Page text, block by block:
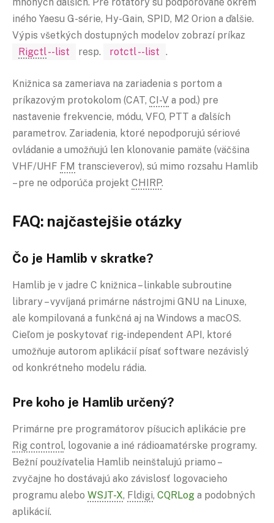
iného Yaesu G-série, Hy-Gain, SPID, M2 Orion a ďalšie.
Výpis všetkých dostupných modelov zobrazí príkaz
Rigctl--list resp. rotctl --list .
Knižnica sa zameriava na zariadenia s portom a
príkazovým protokolom (CAT, CI-V a pod.) pre
nastavenie frekvencie, módu, VFO, PTT a ďalších
parametrov. Zariadenia, ktoré nepodporujú sériové
ovládanie a umožňujú len klonovanie pamäte (väčšina
VHF/UHF FM transcieverov), sú mimo rozsahu Hamlib
– pre ne odporúča projekt CHIRP.
FAQ: najčastejšie otázky
Čo je Hamlib v skratke?
Hamlib je v jadre C knižnica – linkable subroutine
library – vyvíjaná primárne nástrojmi GNU na Linuxe,
ale kompilovaná a funkčná aj na Windows a macOS.
Cieľom je poskytovať rig-independent API, ktoré
umožňuje autorom aplikácií písať software nezávislý
od konkrétneho modelu rádia.
Pre koho je Hamlib určený?
Primárne pre programátorov píšucich aplikácie pre
Rig control, logovanie a iné rádioamatérske programy.
Bežní používatelia Hamlib neinštalujú priamo –
zvyčajne ho dostávajú ako závislosť logovacieho
programu alebo WSJT-X, Fldigi, CQRLog a podobných
aplikácií.